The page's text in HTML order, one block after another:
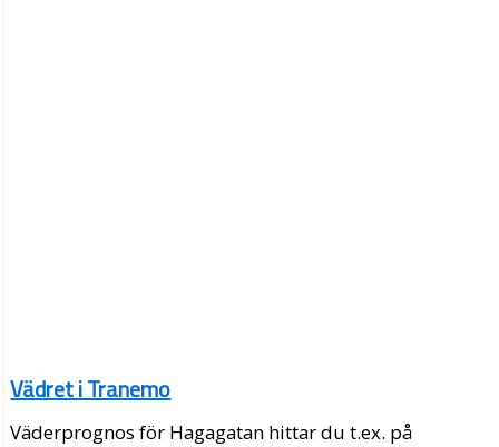
Vädret i Tranemo
Väderprognos för Hagagatan hittar du t.ex. på